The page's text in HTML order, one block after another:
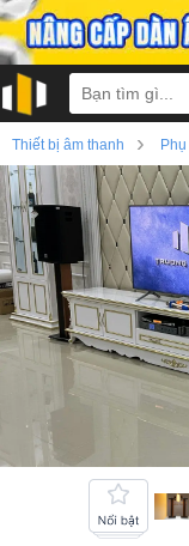
Thiết bị âm thanh ›